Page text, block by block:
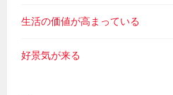
生活の価値が高まっている
好景気が来る